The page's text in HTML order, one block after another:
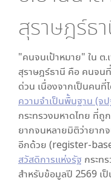
สุราษฎร์ธ
"คนจนเป้าหมาย" ใน ต.
สุราษฎร์ธานี คือ คนจน
ด่วน เนื่องจากเป็นคนที่
ความจำเป็นพื้นฐาน (จป
กระทรวงมหาดไทย ที่ถู
ยากจนหลายมิติว่ายาก
อีกด้วย (register-
สวัสดิการแห่งรัฐ กระท
สำหรับข้อมูลปี 2569 เ